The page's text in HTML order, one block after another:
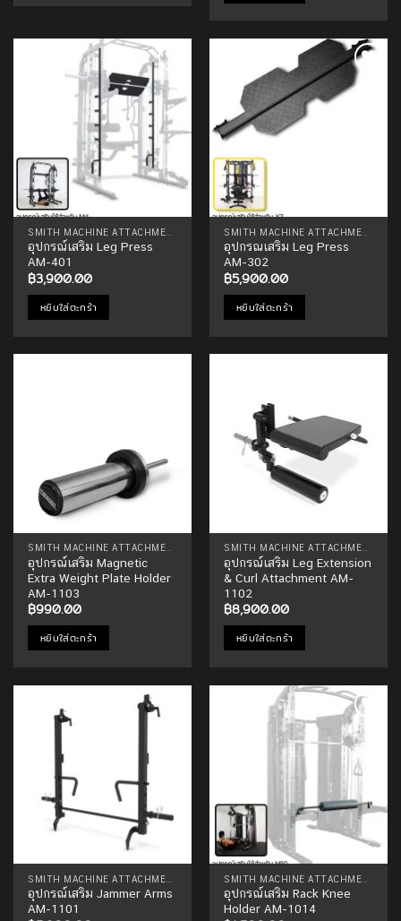
Add to
Wishlist
อุปกรณ์เสริม Leg Press
AM-401
฿3,900.00
หยิบใส่ตะกร้า
Add to
Wishlist
อุปกรณเสริม Leg Press
AM-302
฿5,900.00
หยิบใส่ตะกร้า
อุปกรณ์เสริม Magnetic
Extra Weight Plate Holder
AM-1103
฿990.00
หยิบใส่ตะกร้า
อุปกรณ์เสริม Leg Extension
& Curl Attachment AM-
1102
฿8,900.00
หยิบใส่ตะกร้า
อุปกรณ์เสริม Jammer Arms
AM-1101
Add to
Wishlist
อุปกรณ์เสริม Rack Knee
Holder AM-1014